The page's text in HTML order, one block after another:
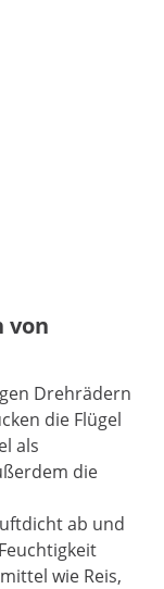
von
Drehrädern
die Flügel
als
die
ab und
wie Reis,